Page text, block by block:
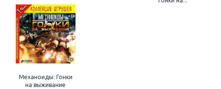
Механоиды: Гонки
на выживание
Крупнейшие релизы мая: Nintendo, Microsoft и